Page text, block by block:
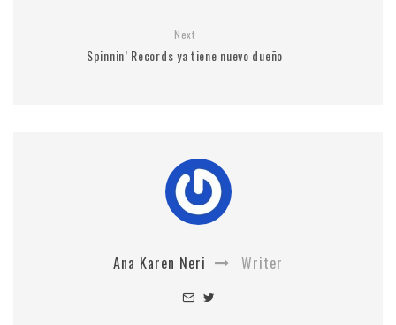
Next
Spinnin’ Records ya tiene nuevo dueño
Ana Karen Neri Writer